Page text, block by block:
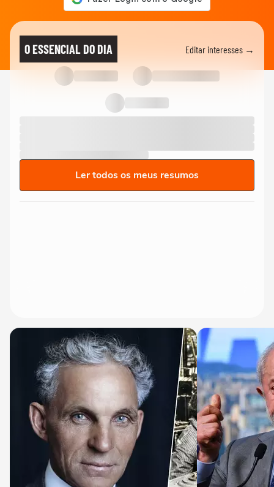
O ESSENCIAL DO DIA Editar interesses →
Ler todos os meus resumos